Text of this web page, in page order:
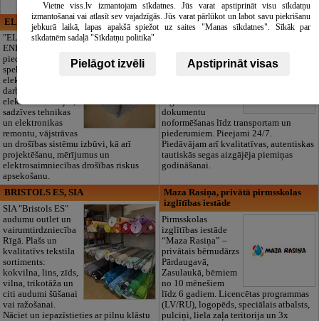
ELECTRIC ENERGY
"ELECTRIC
ENERGY Kandava"
piedāvā pilna
spektra
elektromontāžas
darbus,
elektroinstalācijas,
sadzīves tehnikas
un elektronikas
remontu, vājstrāvas
un drošības sistēmu izbūvi, kā arī
projektēšanu, mērījumus un
elektrosaimniecības drošības riskus
apsekošanu.
CĒSU APBEDĪŠANAS
PAKALPOJUMI, SIA
bez liekām raizēm.
Mēs parūpēsimies
dokumentu
noformēšanas līdz transportam un
piederumiem. Pieejami 24/7.
Piedāvājam arī kvalitatīvas, autentiskas
tautiskās segas aizgājēja piemiņas
godināšanai.
BRISTOLS ES, SIA
SIA "Bristols ES"
audumu outlet un
vairumtirdzniecība
Rīgā. Plašs un
kvalitatīvs tekstila
sortiments:
kokvilna, lins, zīds,
vilna, trikotāža un
citi audumi šūšanai
vai ražošanai.
Nāciet un iepazīstieties ar pilnu klāstu
Maza Rasiņa, privātā pirmsskolas
izglītības iestāde
Pirmsskolas
izglītības iestāde
“Maza Rasiņa” –
privātais bērnudārzs
Pārdaugavā,
Zasulaukā, bērniem
no 10 mēnešiem
līdz 6 gadiem. Licencētas programmas
(LV/RU), logopēds, speciālais atbalsts,
pulciņi, liela zaļa teritorija un 3x
Vietne viss.lv izmantojam sīkdatnes. Jūs varat apstiprināt visu sīkdatņu
izmantošanai vai atlasīt sev vajadzīgās. Jūs varat pārlūkot un labot savu piekrišanu
jebkurā laikā, lapas apakšā spiežot uz saites "Manas sīkdatnes". Sīkāk par
sīkdatnēm sadaļā "Sīkdatņu politika"
Pielāgot izvēli Apstiprināt visas